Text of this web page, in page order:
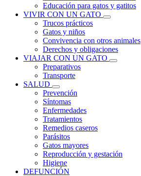
Educación para gatos y gatitos
VIVIR CON UN GATO
Trucos prácticos
Gatos y niños
Convivencia con otros animales
Derechos y obligaciones
VIAJAR CON UN GATO
Preparativos
Transporte
SALUD
Prevención
Síntomas
Enfermedades
Tratamientos
Remedios caseros
Parásitos
Gatos mayores
Reproducción y gestación
Higiene
DEFUNCIÓN